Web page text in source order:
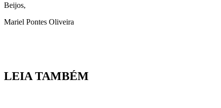
Beijos,
Mariel Pontes Oliveira
LEIA TAMBÉM